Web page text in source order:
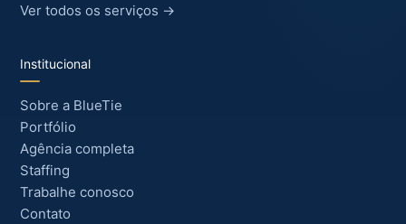
Ver todos os serviços →
Institucional
Sobre a BlueTie
Portfólio
Agência completa
Staffing
Trabalhe conosco
Contato